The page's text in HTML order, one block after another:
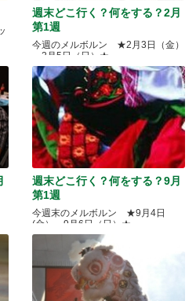
週末どこ行く？何をする？2月
第1週
今週のメルボルン ★2月3日（金）
～2月5日（日）★
週末どこ行く？何をする？9月
第1週
今週末のメルボルン ★9月4日
(金）～9月6日（日）★